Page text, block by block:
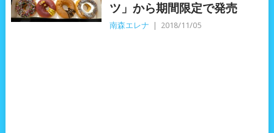
ツ」から期間限定で発売
南森エレナ 2018/11/05